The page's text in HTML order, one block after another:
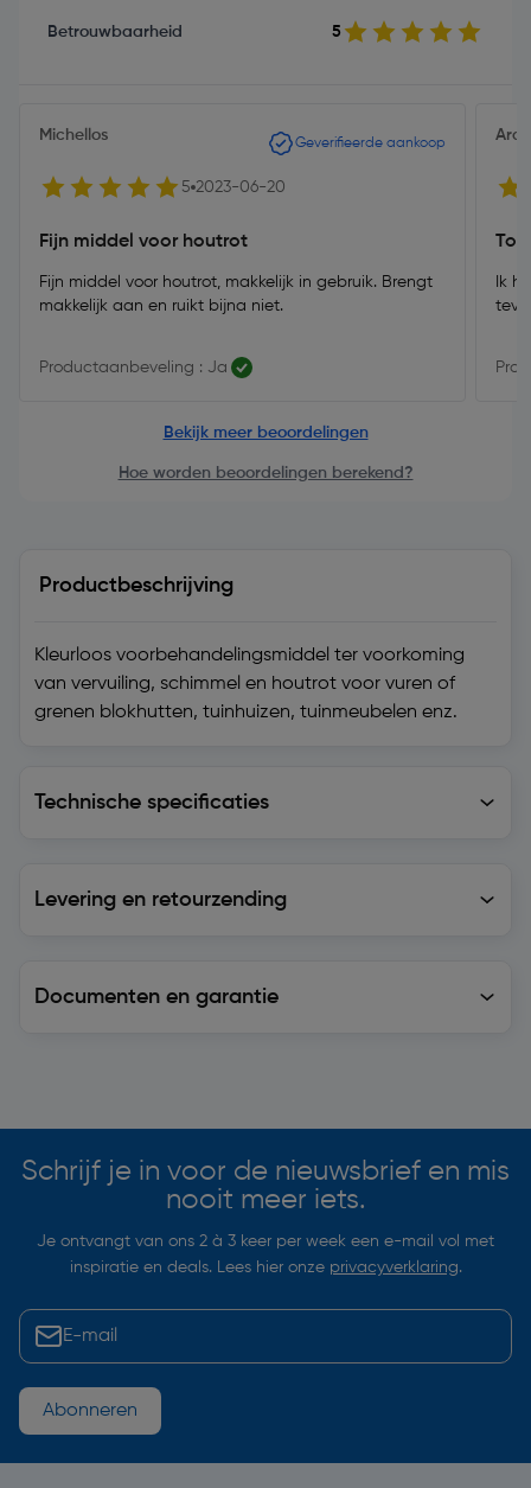
Betrouwbaarheid 5
Michellos Geverifieerde aankoop
5 2023-06-20
Fijn middel voor houtrot
Fijn middel voor houtrot, makkelijk in gebruik. Brengt
makkelijk aan en ruikt bijna niet.
Productaanbeveling : Ja
Ik
Bekijk meer beoordelingen
Hoe worden beoordelingen berekend?
Productbeschrijving
Kleurloos voorbehandelingsmiddel ter voorkoming
van vervuiling, schimmel en houtrot voor vuren of
grenen blokhutten, tuinhuizen, tuinmeubelen enz.
Technische specificaties
Levering en retourzending
Documenten en garantie
Schrijf je in voor de nieuwsbrief en mis
nooit meer iets.
Je ontvangt van ons 2 à 3 keer per week een e-mail vol met
inspiratie en deals. Lees hier onze privacyverklaring.
Abonneren